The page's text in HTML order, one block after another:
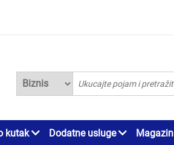
kutak Dodatne usluge Magazin